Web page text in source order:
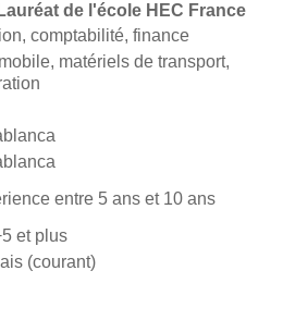
de l'école HEC France
comptabilité, finance
matériels de transport,
entre 5 ans et 10 ans
et plus
(courant)